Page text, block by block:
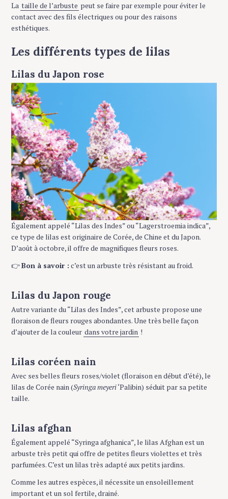
La taille de l’arbuste peut se faire par exemple pour éviter le
contact avec des fils électriques ou pour des raisons
esthétiques.
Les différents types de lilas
Lilas du Japon rose
Également appelé “Lilas des Indes” ou “Lagerstroemia indica”,
ce type de lilas est originaire de Corée, de Chine et du Japon.
D’août à octobre, il offre de magnifiques fleurs roses.
👉Bon à savoir : c’est un arbuste très résistant au froid.
Lilas du Japon rouge
Autre variante du “Lilas des Indes”, cet arbuste propose une
floraison de fleurs rouges abondantes. Une très belle façon
d’ajouter de la couleur dans votre jardin !
Lilas coréen nain
Avec ses belles fleurs roses/violet (floraison en début d’été), le
lilas de Corée nain (Syringa meyeri‘Palibin) séduit par sa petite
taille.
Lilas afghan
Également appelé “Syringa afghanica”, le lilas Afghan est un
arbuste très petit qui offre de petites fleurs violettes et très
parfumées. C’est un lilas très adapté aux petits jardins.
Comme les autres espèces, il nécessite un ensoleillement
important et un sol fertile, drainé.
a
r
c
h
r
: